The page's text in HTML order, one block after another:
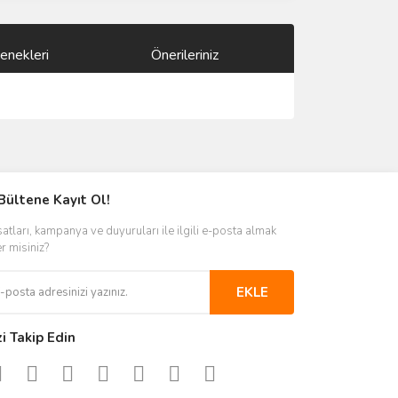
Önerileriniz
Kayıt Ol!
kampanya ve duyuruları ile ilgili e-posta almak
misiniz?
EKLE
Takip Edin